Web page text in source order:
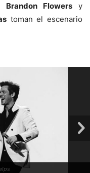
Brandon Flowersy
toman el escenario